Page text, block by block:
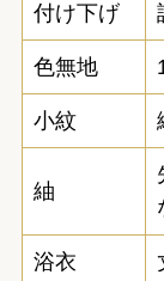
付け下げ
色無地
小紋
紬
浴衣